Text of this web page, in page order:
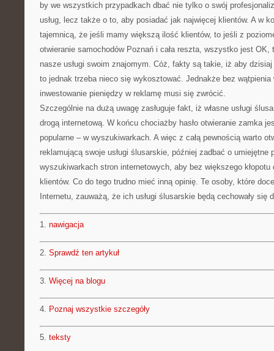
by we wszystkich przypadkach dbać nie tylko o swój
usług, lecz także o to, aby posiadać jak najwięcej klientów. A w
tajemnicą, że jeśli mamy większą ilość klientów, to jeśli z
otwieranie samochodów Poznań i cała reszta, wszystko jest OK,
nasze usługi swoim znajomym. Cóż, fakty są takie, iż aby dzisiaj
to jednak trzeba nieco się wykosztować. Jednakże bez
inwestowanie pieniędzy w reklamę musi się zwrócić.
Szczególnie na dużą uwagę zasługuje fakt, iż własne usługi
drogą internetową. W końcu chociażby hasło otwieranie zamka
popularne – w wyszukiwarkach. A więc z całą pewnością warto
reklamującą swoje usługi ślusarskie, później zadbać o umiejętne
wyszukiwarkach stron internetowych, aby bez większego
klientów. Co do tego trudno mieć inną opinię. Te osoby, które
Internetu, zauważą, że ich usługi ślusarskie będą cechowały się
1. nawigacja
2. Sprawdź ten artykuł
3. Więcej na blogu
4. Poznaj wszystkie szczegóły
5. teksty